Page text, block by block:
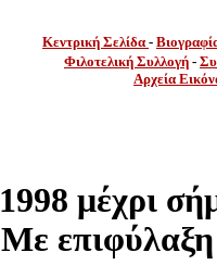
Κεντρική Σελίδα -
Φιλοτελική Συλλογή -
Αρχεία
1998 μέχρι
Με επιφύλαξη